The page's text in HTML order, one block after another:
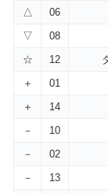
△
06
▽
08
☆
12
＋
01
＋
14
－
10
－
02
－
13